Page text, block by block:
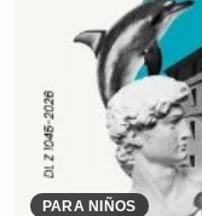
PARA NIÑOS